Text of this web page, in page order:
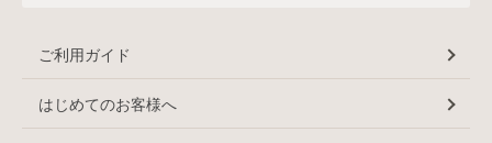
ご利用ガイド
はじめてのお客様へ